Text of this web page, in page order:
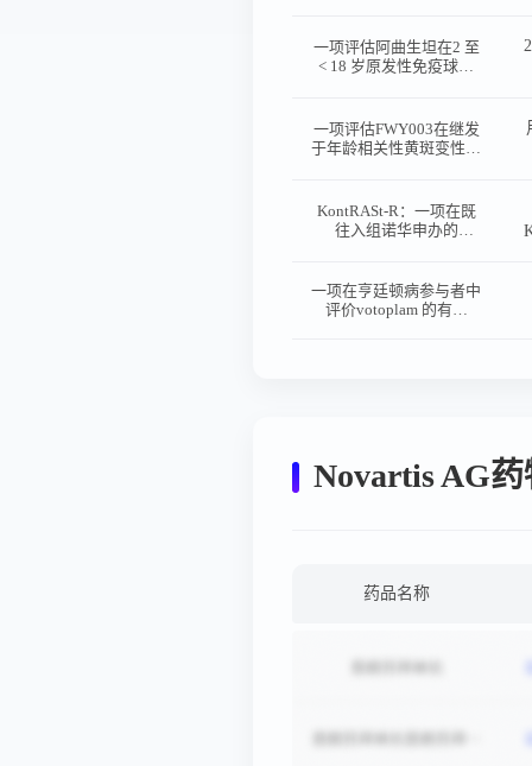
续承接扩展项目（REP）
一项评估阿曲生坦在2 至
< 18 岁原发性免疫球蛋
力学（PK）、安全性和
耐受性的单臂、多中心、
III 期研究
一项评估FWY003在继发
于年龄相关性黄斑变性的
盲、安慰剂对照、多中
心、剂量范围探索研究
KontRASt-R：一项在既
往入组诺华申办的
药或与其他研究治疗联用
中获益的参与者中开展的
一项在亨廷顿病参与者中
评价votoplam 的有效
Novartis AG
药品名称